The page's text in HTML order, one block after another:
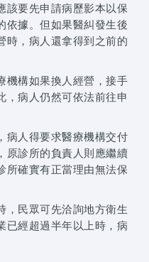
該要先申請病歷影本以保
依據。但如果醫糾發生後
時，病人還拿得到之前的
機構如果換人經營，接手
，病人仍然可依法前往申
病人得要求醫療機構交付
原診所的負責人則應繼續
所確實有正當理由無法保
，民眾可先洽詢地方衛生
已經超過半年以上時，病